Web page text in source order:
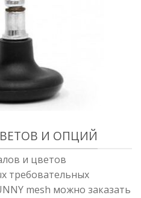
И ОПЦИЙ
и цветов
требовательных
mesh можно заказать